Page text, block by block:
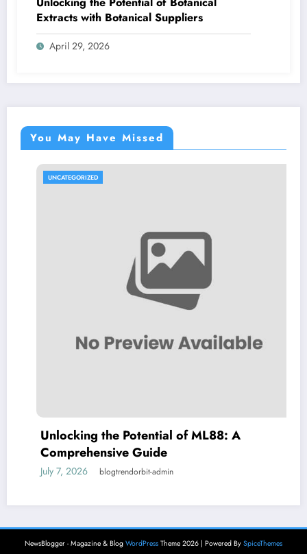
Extracts with Botanical Suppliers
April 29, 2026
You May Have Missed
UNCATEGORIZED
Unlocking the Potential of ML88: A
Comprehensive Guide
July 7, 2026 blogtrendorbit-admin
NewsBlogger - Magazine & Blog WordPress Theme 2026 | Powered By SpiceThemes